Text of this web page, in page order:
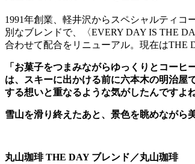
1991年創業、軽井沢からスペシャルティコ
別なブレンドで、〈EVERY DAY IS THE
合わせて配合をリニューアル。現在はTHE
「お菓子をつまみながらゆっくりとコー
は、スキーに出かける前に六本木の明治屋
する想いと重なるような気がしたんですよね
雪山を滑り終えたあと、景色を眺めながら
丸山珈琲 THE DAY ブレンド／丸山珈琲